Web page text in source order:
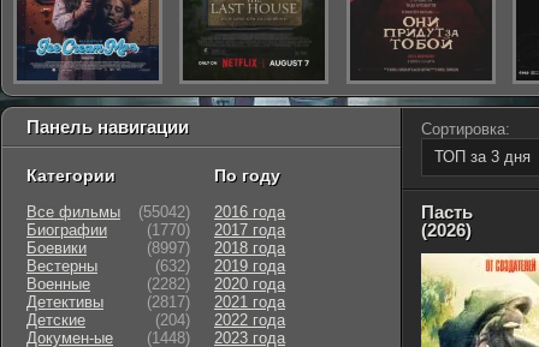
Сортировка:
ТОП за 3 дня
Пасть
(2026)
Панель навигации
Категории
Все фильмы
(55042)
Биографии
(1770)
Боевики
(8997)
Вестерны
(632)
Военные
(2282)
Детективы
(2817)
Детские
(204)
Докумен-ые
(1448)
По году
2016 года
2017 года
2018 года
2019 года
2020 года
2021 года
2022 года
2023 года